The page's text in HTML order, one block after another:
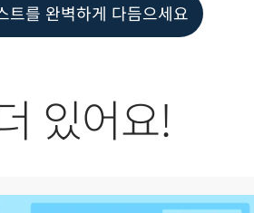
트를 완벽하게 다듬으세요
있어요!